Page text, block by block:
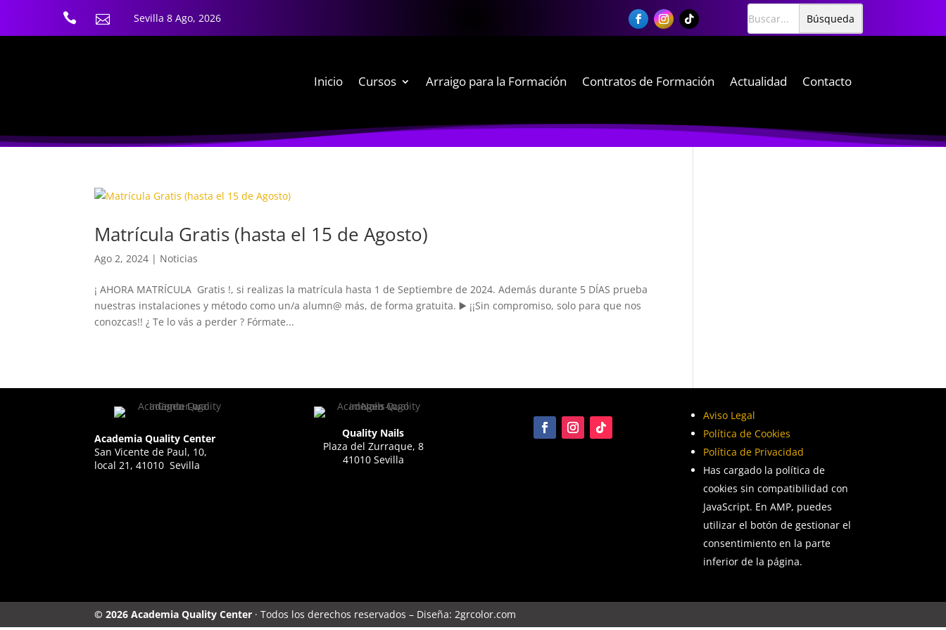
  Sevilla 8 Ago, 2026
Inicio Cursos Arraigo para la Formación Contratos de Formación Actualidad Contacto
Matrícula Gratis (hasta el 15 de Agosto)
Ago 2, 2024 | Noticias
¡ AHORA MATRÍCULA Gratis !, si realizas la matrícula hasta 1 de Septiembre de 2024. Además durante 5 DÍAS prueba
nuestras instalaciones y método como un/a alumn@ más, de forma gratuita. ▶️ ¡¡Sin compromiso, solo para que nos
conozcas!! ¿ Te lo vás a perder ? Fórmate...
Academia Quality Center
San Vicente de Paul, 10,
local 21, 41010 Sevilla
Quality Nails
Plaza del Zurraque, 8
41010 Sevilla
Aviso Legal
Política de Cookies
Política de Privacidad
Has cargado la política de
cookies sin compatibilidad con
JavaScript. En AMP, puedes
utilizar el botón de gestionar el
consentimiento en la parte
inferior de la página.
© 2026 Academia Quality Center · Todos los derechos reservados – Diseña:2grcolor.com